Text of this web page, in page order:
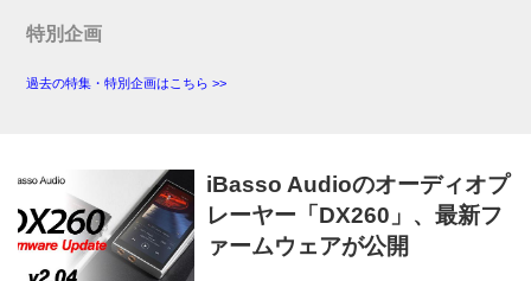
レイに利用することが可能だ。 またポータブル
特別企画
過去の特集・特別企画はこちら >>
iBasso Audioのオーディオプ
レーヤー「DX260」、最新フ
ァームウェアが公開